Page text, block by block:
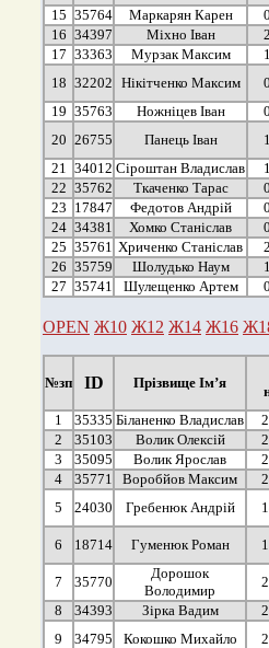
15 35764 Маркарян Карен
16 34397 Міхно Іван
17 33363 Мурзак Максим
18 32202 Нікітченко Максим
19 35763 Ножніцев Іван
20 26755 Панець Іван
21 34012 Сіроштан Владислав
22 35762 Ткаченко Тарас
23 17847 Федотов Андрій
24 34381 Хомко Станіслав
25 35761 Хриченко Станіслав
26 35759 Шолудько Наум
27 35741 Шулещенко Артем
OPEN Ж10 Ж12 Ж14 Ж16
№зп ID Прізвище Ім’я
1 35335 Біланенко Владислав
2
35103 Волик Олексій
3
35095 Волик Ярослав
4
35771 Воробйов Максим
5
24030 Гребенюк Андрій
6 18714 Гуменюк Роман
7 35770
Дорошок
Володимир
8
34393 Зірка Вадим
9
34795 Кокошко Михайло